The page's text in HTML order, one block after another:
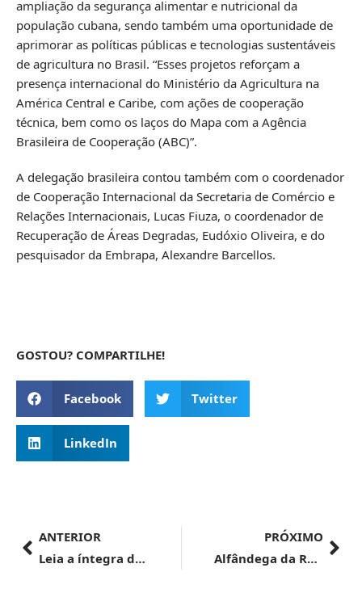
ampliação da segurança alimentar e nutricional da
população cubana, sendo também uma oportunidade de
aprimorar as políticas públicas e tecnologias sustentáveis
de agricultura no Brasil. “Esses projetos reforçam a
presença internacional do Ministério da Agricultura na
América Central e Caribe, com ações de cooperação
técnica, bem como os laços do Mapa com a Agência
Brasileira de Cooperação (ABC)”.
A delegação brasileira contou também com o coordenador
de Cooperação Internacional da Secretaria de Comércio e
Relações Internacionais, Lucas Fiuza, o coordenador de
Recuperação de Áreas Degradas, Eudóxio Oliveira, e do
pesquisador da Embrapa, Alexandre Barcellos.
GOSTOU? COMPARTILHE!
Facebook Twitter
LinkedIn
ANTERIOR
Leia a íntegra do discurso de Fernando Haddad no evento organizado pelos Emirados Árabes Unidos
PRÓXIMO
Alfândega da Receita Federal do Brasil no Porto de Itaguaí – AVISO DELICITAÇÃO – LEILÃO ELETRÔNICO Nº 717800/005/2024